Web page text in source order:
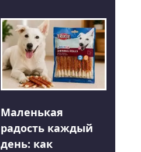
Маленькая
радость каждый
день: как